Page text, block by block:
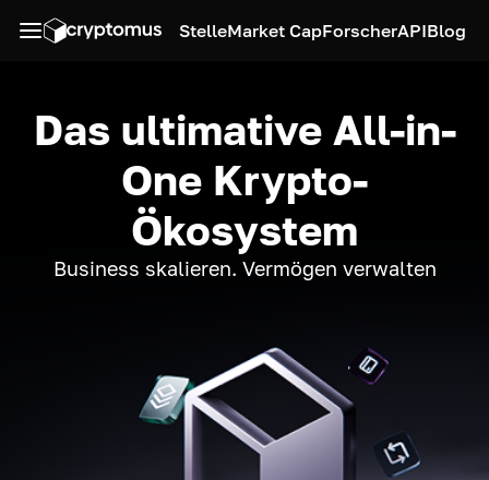
StelleMarket CapForscherAPIBlog
Das ultimative All-in-
One Krypto-
Ökosystem
Business skalieren. Vermögen verwalten